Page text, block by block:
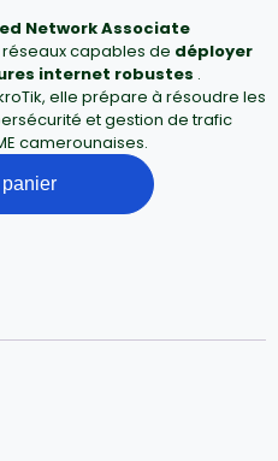
Network Associate
capables de déployer
internet robustes .
elle prépare à résoudre les
et gestion de trafic
camerounaises.